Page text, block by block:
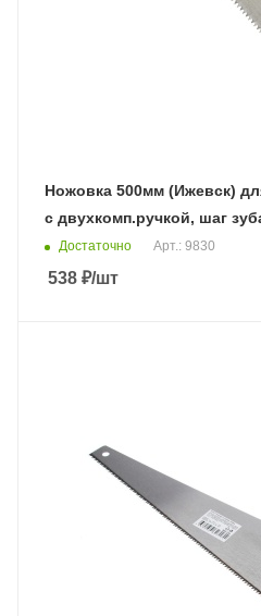
Ножовка 500мм (Ижевск)
с двухкомп.ручкой, шаг
Достаточно Арт.: 9830
538 ₽/шт